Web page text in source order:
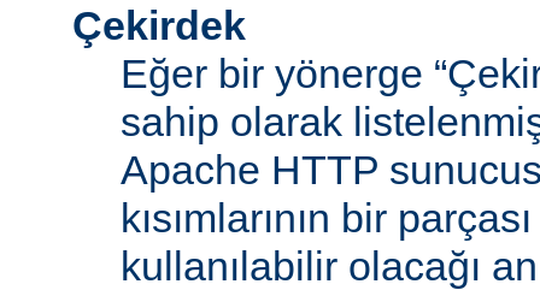
Çekirdek
Eğer bir yönerge
sahip olarak
Apache HTTP
kısımlarının bir
kullanılabilir olacağı